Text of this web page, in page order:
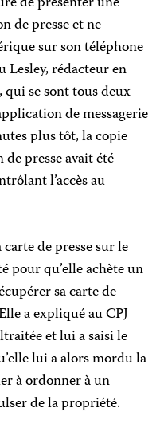
de presse et ne
sur son téléphone
Lesley, rédacteur en
qui se sont tous deux
de messagerie
plus tôt, la copie
presse avait été
l’accès au
de presse sur le
pour qu’elle achète un
sa carte de
a expliqué au CPJ
et lui a saisi le
lui a alors mordu la
à ordonner à un
de la propriété.